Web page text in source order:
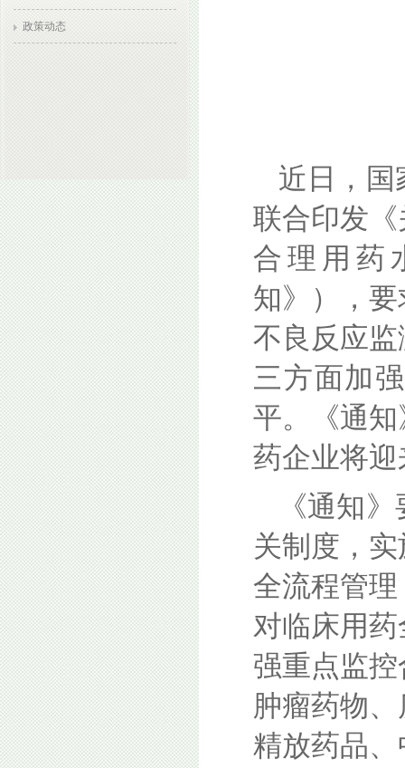
政策动态
近日，国
联合印发
合理用药
知》），
不良反应
三方面加
平。《通
药企业将
《通知
关制度，
全流程管
对临床用
强重点监
肿瘤药物
精放药品